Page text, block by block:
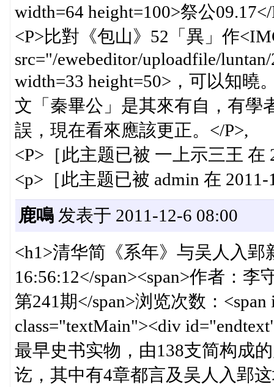
width=64 height=100>祭公
<P>比對《包山》52「異」作
src="/ewebeditor/uploadfile/
width=33 height=50>，可以知
文「秦畢公」是其來有自，有學
誤，現在看來應該更正。</P>,
<P>［此主题已被 一上示三王 在
<p>［此主题已被 admin 在
鹿鳴 发表于 2011-12-6 08:00
<h1>清华简《系年》与吴人入郢
16:56:12</span><span>作者：
第241期</span>浏览次数：
class="textMain"><div
最早史书实物，由138支简构成
讫，其中有4章都言及吴人入